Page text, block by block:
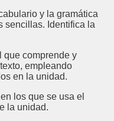
y la gramática
sencillas. Identifica la
que comprende y
empleando
en la unidad.
los que se usa el
la unidad.